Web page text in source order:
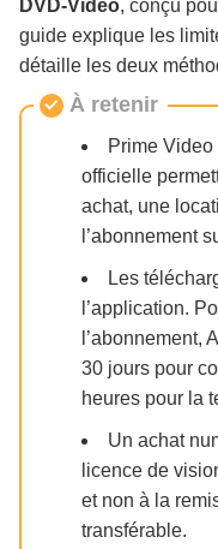
DVD-Vidéo, conçu
guide explique les
détaille les deux
À retenir
Prime
officielle
achat, une
l’abonnement
Les
l’application.
l’abonnement,
30 jours pour
heures pour la
Un achat
licence de
et non à la
transférable.